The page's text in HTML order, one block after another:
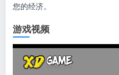
您的经济。
游戏视频